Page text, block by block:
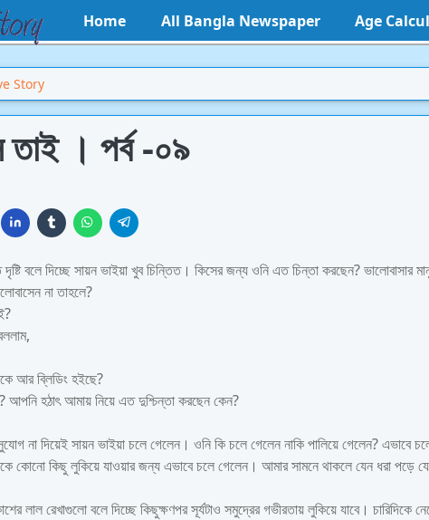
Home All Bangla Newspaper Age
Story
তাই । পর্ব -০৯
বলে দিচ্ছে সায়ন ভাইয়া খুব চিন্তিত। কিসের জন্য ওনি এত চিন্তা করছেন? ভালোবাসার
না তাহলে?
আর ব্লিডিং হইছে?
হঠাৎ আমায় নিয়ে এত দুশ্চিন্তা করছেন কেন?
না দিয়েই সায়ন ভাইয়া চলে গেলেন। ওনি কি চলে গেলেন নাকি পালিয়ে গেলেন? এভাবে
কোনো কিছু লুকিয়ে যাওয়ার জন্য এভাবে চলে গেলেন। আমার সামনে থাকলে যেন ধরা পড়ে
লাল রেখাগুলো বলে দিচ্ছে কিছুক্ষণপর সূর্যটাও সমুদ্রের গভীরতায় লুকিয়ে যাবে। চারিদিকে